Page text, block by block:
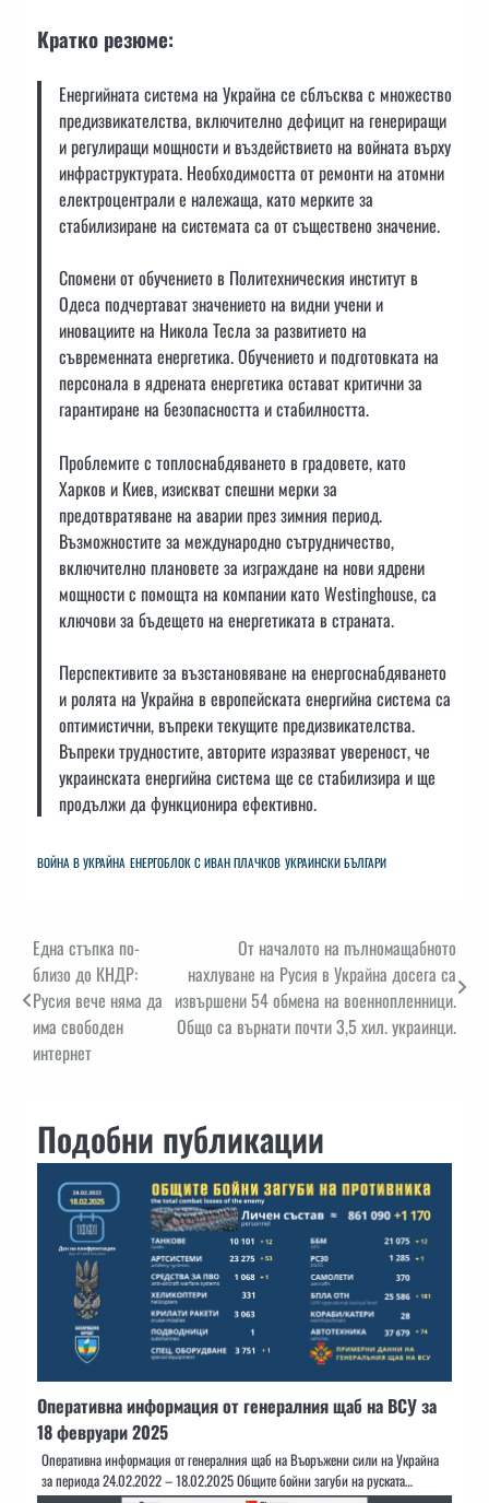
Кратко резюме:
Енергийната система на Украйна се сблъсква с множество
предизвикателства, включително дефицит на генериращи
и регулиращи мощности и въздействието на войната върху
инфраструктурата. Необходимостта от ремонти на атомни
електроцентрали е належаща, като мерките за
стабилизиране на системата са от съществено значение.
Спомени от обучението в Политехническия институт в
Одеса подчертават значението на видни учени и
иновациите на Никола Тесла за развитието на
съвременната енергетика. Обучението и подготовката на
персонала в ядрената енергетика остават критични за
гарантиране на безопасността и стабилността.
Проблемите с топлоснабдяването в градовете, като
Харков и Киев, изискват спешни мерки за
предотвратяване на аварии през зимния период.
Възможностите за международно сътрудничество,
включително плановете за изграждане на нови ядрени
мощности с помощта на компании като Westinghouse, са
ключови за бъдещето на енергетиката в страната.
Перспективите за възстановяване на енергоснабдяването
и ролята на Украйна в европейската енергийна система са
оптимистични, въпреки текущите предизвикателства.
Въпреки трудностите, авторите изразяват увереност, че
украинската енергийна система ще се стабилизира и ще
продължи да функционира ефективно.
ВОЙНА В УКРАЙНА ЕНЕРГОБЛОК С ИВАН ПЛАЧКОВ УКРАИНСКИ БЪЛГАРИ
Навигация
Една стъпка по-
близо до КНДР:
Русия вече няма да
има свободен
интернет
От началото на пълномащабното
нахлуване на Русия в Украйна досега са
извършени 54 обмена на военнопленници.
Общо са върнати почти 3,5 хил. украинци.
Подобни публикации
Оперативна информация от генералния щаб на ВСУ за
18 февруари 2025
Оперативна информация от генералния щаб на Въоръжени сили на Украйна
за периода 24.02.2022 – 18.02.2025 Общите бойни загуби на руската…